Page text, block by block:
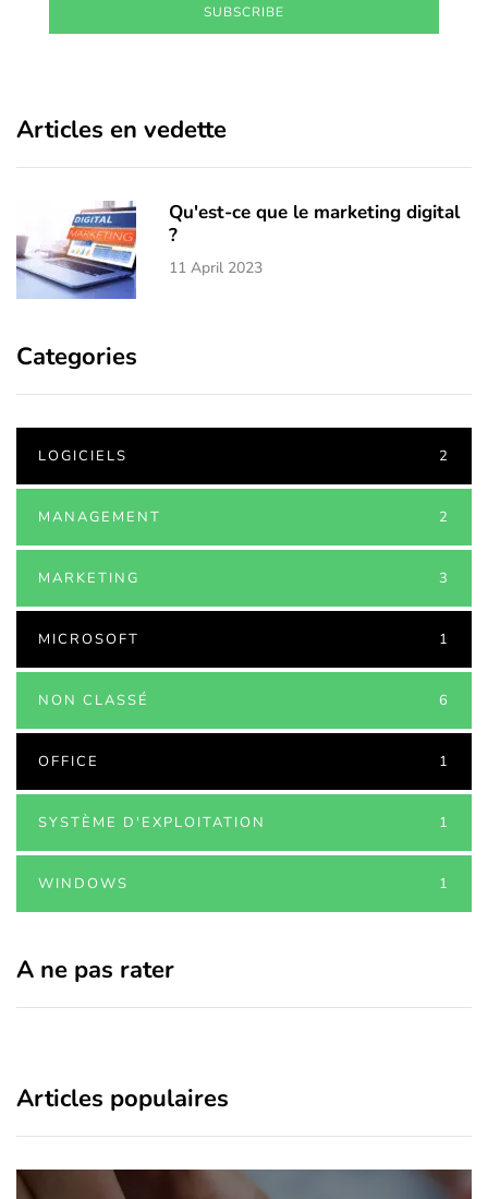
SUBSCRIBE
Articles en vedette
Qu'est-ce que le marketing digital
?
11 April 2023
Categories
LOGICIELS 2
MANAGEMENT 2
MARKETING 3
MICROSOFT 1
NON CLASSÉ 6
OFFICE 1
SYSTÈME D'EXPLOITATION 1
WINDOWS 1
A ne pas rater
Articles populaires